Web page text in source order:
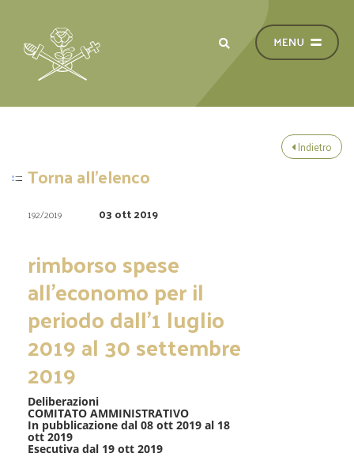
Indietro
Torna all'elenco
192/2019 03 ott 2019
rimborso spese
all’economo per il
periodo dall’1 luglio
2019 al 30 settembre
2019
Deliberazioni
COMITATO AMMINISTRATIVO
In pubblicazione dal 08 ott 2019 al 18
ott 2019
Esecutiva dal 19 ott 2019